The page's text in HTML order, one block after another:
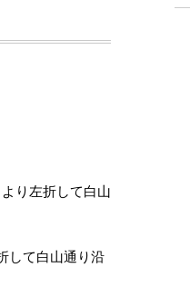
り左折して白山
して白山通り沿